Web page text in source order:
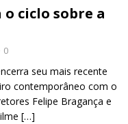
o ciclo sobre a
0
seu mais recente
contemporâneo com o
Felipe Bragança e
[…]